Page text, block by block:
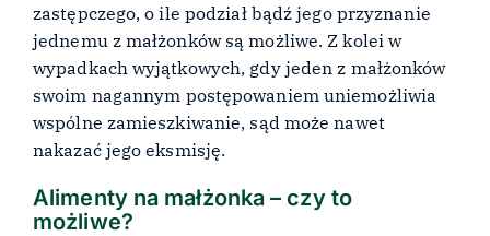
zastępczego, o ile podział bądź jego przyznanie
jednemu z małżonków są możliwe. Z kolei w
wypadkach wyjątkowych, gdy jeden z małżonków
swoim nagannym postępowaniem uniemożliwia
wspólne zamieszkiwanie, sąd może nawet
nakazać jego eksmisję.
Alimenty na małżonka – czy to
możliwe?